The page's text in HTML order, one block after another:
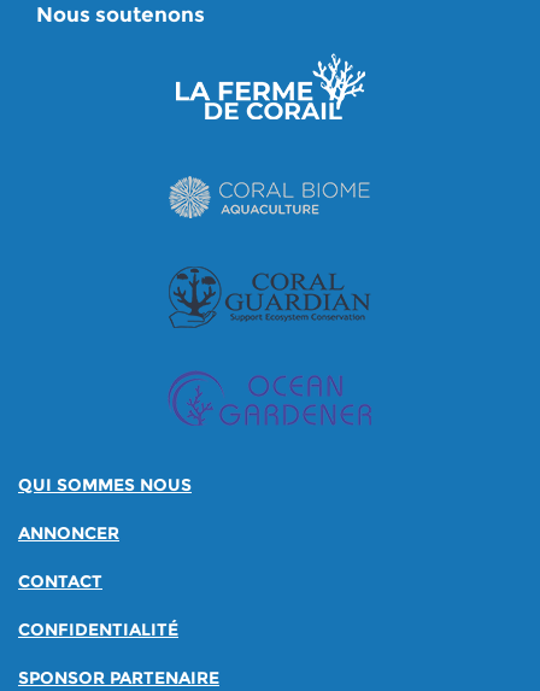
Nous soutenons
QUI SOMMES NOUS
ANNONCER
CONTACT
CONFIDENTIALITÉ
SPONSOR PARTENAIRE